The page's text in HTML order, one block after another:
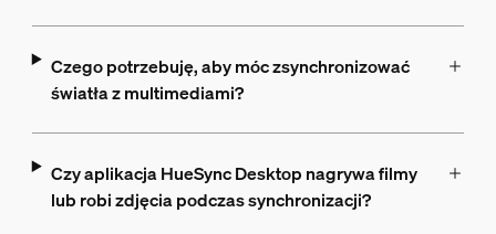
Czego potrzebuję, aby móc zsynchronizować
światła z multimediami?
Czy aplikacja HueSync Desktop nagrywa filmy
lub robi zdjęcia podczas synchronizacji?